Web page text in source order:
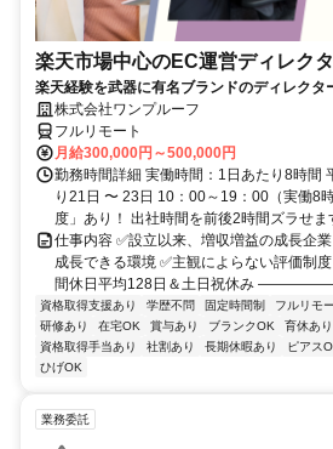
楽天市場中心のEC運営ディレク
楽天経験を武器に有名ブランドのディレク
株式会社ワンプルーフ
フルリモート
月給300,000円～500,000円
勤務時間詳細 実働時間：1日あたり8時間
り21日 〜 23日 10：00～19：00（実働8
度」あり！ 出社時間を前後2時間ズラせま
仕事内容 ✅設立以来、増収増益の成長企
成長できる環境 ✅主観によらない評価制
間休日平均128日＆土日祝休み
資格取得支援あり 学歴不問 固定時間制 フルリモ
研修あり
在宅OK 賞与あり ブランクOK 育休あり
資格取得手当あり
社割あり 長期休暇あり ピアス
ひげOK
業務委託